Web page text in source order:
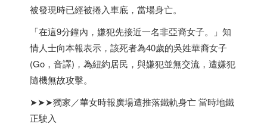
被發現時已經被捲入車底，當場身亡。
「在這9分鐘內，嫌犯先接近一名非亞裔女子。」知
情人士向本報表示，該死者為40歲的吳姓華裔女子
(Go，音譯)，為紐約居民，與嫌犯並無交流，遭嫌犯
隨機無故攻擊。
➤➤➤獨家／華女時報廣場遭推落鐵軌身亡 當時地鐵
正駛入